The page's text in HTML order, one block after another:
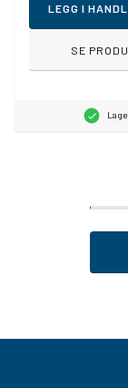
LEGG I
SE